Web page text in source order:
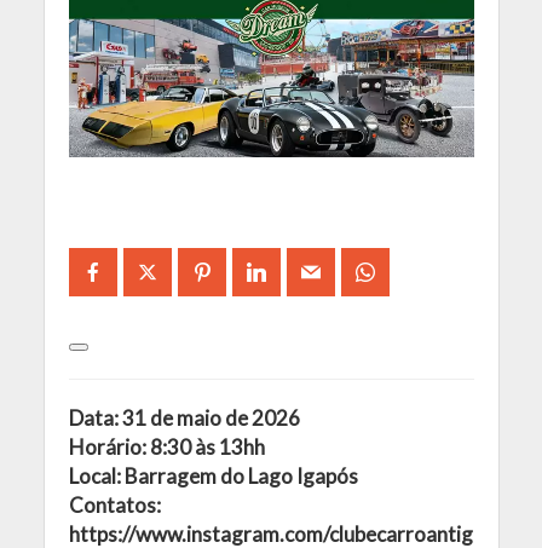
Data: 31 de maio de 2026
Horário: 8:30 às 13hh
Local: Barragem do Lago Igapós
Contatos:
https://www.instagram.com/clubecarroantig